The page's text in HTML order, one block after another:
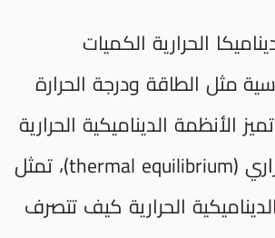
الحرارية الكميات
مثل الطاقة ودرجة الحرارة
الأنظمة الديناميكية الحرارية
عند التوازن الحراري (thermal equilibrium)، تمثل
الحرارية كيف تتصرف